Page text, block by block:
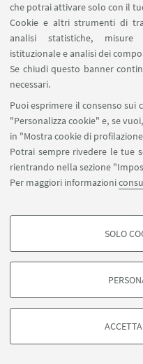
che potrai attivare solo con il
Cookie e altri strumenti di
analisi statistiche, misure
istituzionale e analisi dei
Se chiudi questo banner
necessari.
Puoi esprimere il consenso
"Personalizza cookie" e, se
in "Mostra cookie di
Potrai sempre rivedere le tue
rientrando nella sezione
Per maggiori informazioni
COOKIE DI
degli utenti, creare profili in base
di marketing.
Google/Youtube Video
SOLO
Ralph Ellison’s
Blogs , 2020 (data
04/05/2025).
Foto
Foto 1 da BU Today
11/05/2025).
Foto 2 daNew Yorker